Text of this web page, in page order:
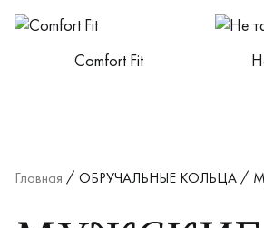
Категории каталога
Сomfort Fit
Главная ОБРУЧАЛЬНЫЕ КОЛЬЦА